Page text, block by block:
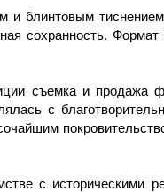
и блинтовым
сохранность.
съемка и продажа
с
с историческими